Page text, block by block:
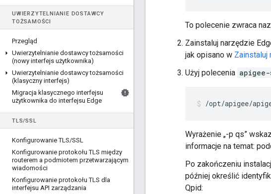
UWIERZYTELNIANIE DOSTAWCY
TOŻSAMOŚCI
Przegląd
Uwierzytelnianie dostawcy tożsamości
(nowy interfejs użytkownika)
Uwierzytelnianie dostawcy tożsamości
(klasyczny interfejs)
Migracja klasycznego interfejsu
użytkownika do interfejsu Edge
TLS/SSL
Konfigurowanie TLS/SSL
Konfigurowanie protokołu TLS między
routerem a podmiotem przetwarzającym
wiadomości
Konfigurowanie protokołu TLS dla
interfejsu API zarządzania
To polecenie zwraca
Zainstaluj narzędzie
jak opisano w Zainstaluj
Użyj polecenia
/opt/apigee/
Wyrażenie „-p qs”
informacje na temat:
Po zakończeniu
później określić
Qpid: